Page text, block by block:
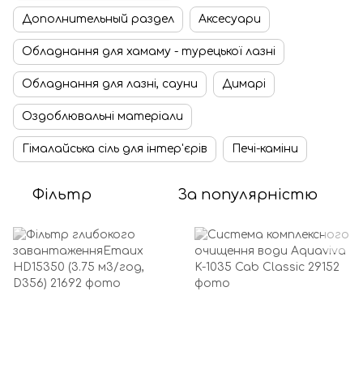
Дополнительный раздел Аксесуари
Обладнання для хамаму - турецької лазні
Обладнання для лазні, сауни Димарі
Оздоблювальні матеріали
Гімалайська сіль для інтер'єрів Печі-каміни
Фільтр За популярністю